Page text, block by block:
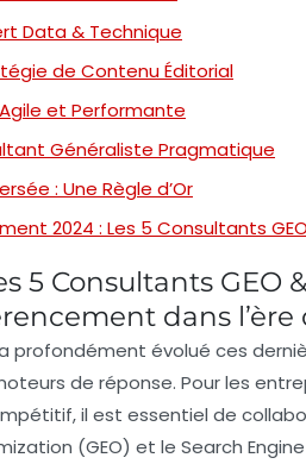
Data & Technique
de Contenu Éditorial
Agile et Performante
Généraliste Pragmatique
: Une Règle d’Or
2024 : Les 5 Consultants
5 Consultants GEO
dans l’ère
profondément évolué ces
de réponse. Pour les
il est essentiel de
(GEO) et le Search